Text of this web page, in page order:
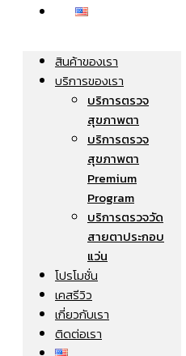
สินค้าของเรา
บริการของเรา
บริการตรวจ
สุขภาพตา
บริการตรวจ
สุขภาพตา
Premium
Program
บริการตรวจวัด
สายตาประกอบ
แว่น
โปรโมชั่น
เคสรีวิว
เกี่ยวกับเรา
ติดต่อเรา